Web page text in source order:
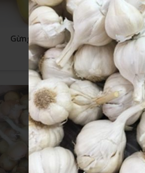
Gừng Trung Quốc
Liên Hệ